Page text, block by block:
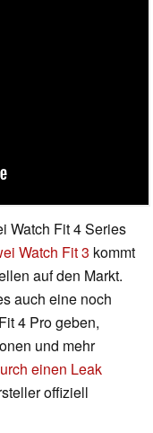
Watch Fit 4 Series
Watch Fit 3 kommt
auf den Markt.
auch eine noch
4 Pro geben,
und mehr
einen Leak
offiziell